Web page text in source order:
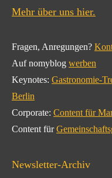
Mehr über uns hier.
Fragen, Anregungen?
Auf nomyblog werben
Keynotes: Gastronomie-
Berlin
Corporate: Content für
Content für
Newsletter-Archiv